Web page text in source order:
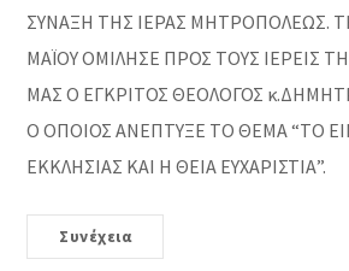
ΣΥΝΑΞΗ ΤΗΣ ΙΕΡΑΣ ΜΗΤΡΟΠΟΛΕΩΣ.
ΜΑΪΟΥ ΟΜΙΛΗΣΕ ΠΡΟΣ ΤΟΥΣ ΙΕΡΕΙΣ
ΜΑΣ Ο ΕΓΚΡΙΤΟΣ ΘΕΟΛΟΓΟΣ
Ο ΟΠΟΙΟΣ ΑΝΕΠΤΥΞΕ ΤΟ ΘΕΜΑ “ΤΟ
ΕΚΚΛΗΣΙΑΣ ΚΑΙ Η ΘΕΙΑ ΕΥΧΑΡΙΣΤΙΑ”.
Συνέχεια